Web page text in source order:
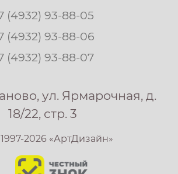
(4932) 93-88-05
(4932) 93-88-06
(4932) 93-88-07
ул. Ярмарочная, д.
18/22, стр. 3
2026 «АртДизайн»